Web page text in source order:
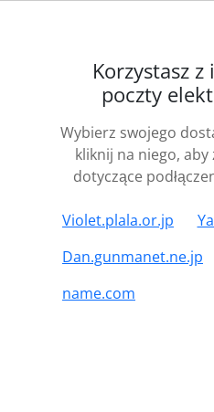
Korzystasz z
poczty
Wybierz swojego
kliknij na niego,
dotyczące
Violet.plala.or.jp
Dan.gunmanet.ne.jp
name.com